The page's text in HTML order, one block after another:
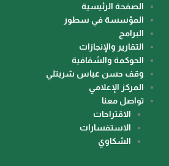
الصفحة الرئيسية
المؤسسة في سطور
البرامج
التقارير والإنجازات
الحوكمة والشفافية
وقف حسن عباس شربتلي
المركز الإعلامي
تواصل معنا
الاقتراحات
الاستفسارات
الشكاوي
وقف حسن عباس شربتلي
المركز الإعلامي
تواصل معنا